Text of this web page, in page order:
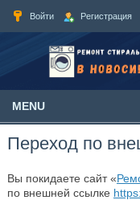
Войти Регистрация
MENU
Переход по
Вы покидаете сайт «
по внешней ссылке